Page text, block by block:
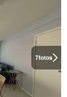
7fotos